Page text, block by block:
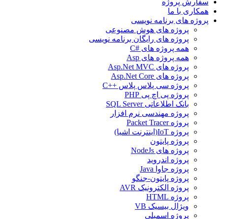
همکاری با ما
پروژه های برنامه نویسی
پروژه های هوش مصنوعی
پروژه های رایگان برنامه نویسی
همه پروژه های #C
همه پروژه های Asp
پروژه های Asp.Net MVC
پروژه های Asp.Net Core
پروژه سی پلاس پلاس ++C
پروژه پی اچ پی PHP
بانک اطلاعاتی SQL Server
پروژه مهندسی نرم افزار
پروژه Packet Tracer
پروژه IoT(اینترنت اشیا)
پروژه پایتون
پروژه های NodeJs
پروژه اندروید
پروژه جاوا Java
پروژه پایتون-جنگو
پروژه الکترونیک AVR
پروژه HTML
ویژال بیسیک VB
پروژه اسمبلی